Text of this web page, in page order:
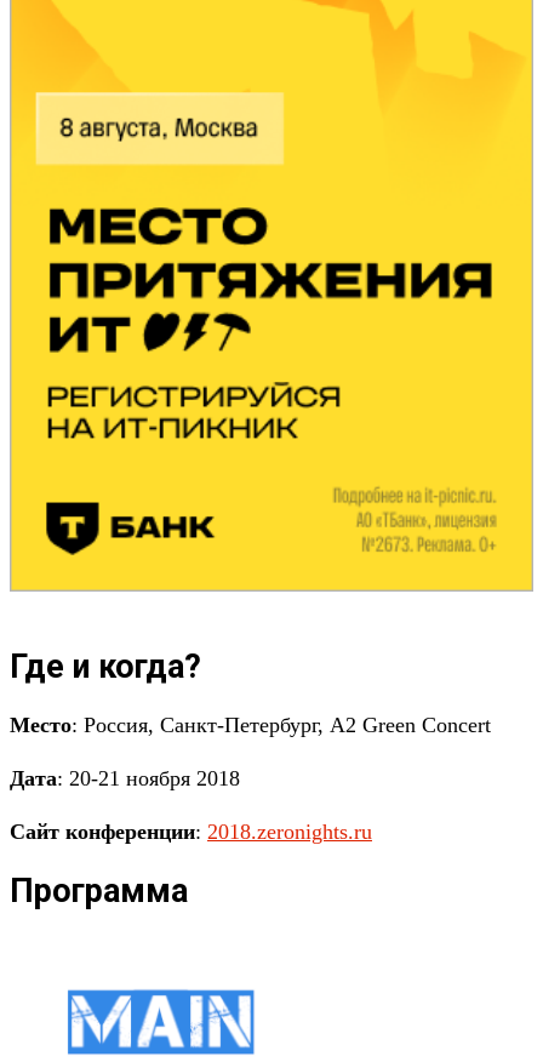
Где и когда?
Место: Россия, Санкт-Петербург, А2 Green Concert
Дата: 20-21 ноября 2018
Сайт конференции: 2018.zeronights.ru
Программа